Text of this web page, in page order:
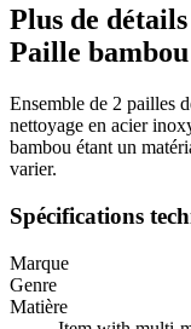
Plus de
Paille bambou
Ensemble de 2 pailles
nettoyage en acier
bambou étant un
varier.
Spécifications
Marque
Genre
Matière